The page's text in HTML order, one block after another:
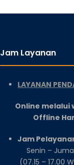
Jam Layanan
LAYANAN
Online melalui
Offline
Jam
Senin –
(07.15 – 17.00